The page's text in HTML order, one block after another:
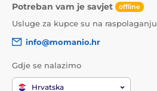
Potreban vam je savjet offline
Usluge za kupce su na raspolaganju
info@momanio.hr
Gdje se nalazimo
Hrvatska